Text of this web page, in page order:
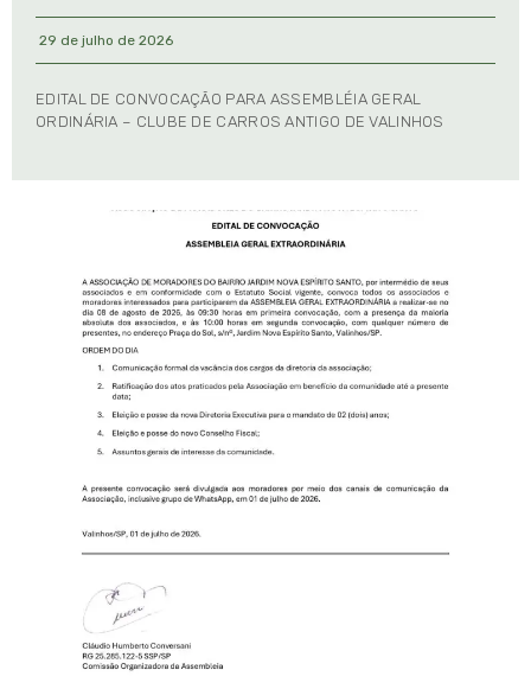
29 de julho de 2026
EDITAL DE CONVOCAÇÃO PARA ASSEMBLÉIA GERAL
ORDINÁRIA – CLUBE DE CARROS ANTIGO DE VALINHOS